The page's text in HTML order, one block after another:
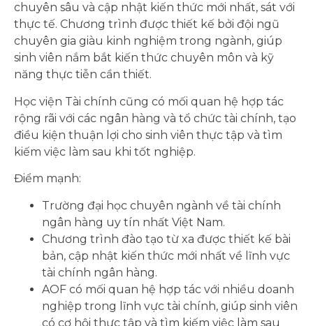
chuyên sâu và cập nhật kiến thức mới nhất, sát với
thực tế. Chương trình được thiết kế bởi đội ngũ
chuyên gia giàu kinh nghiệm trong ngành, giúp
sinh viên nắm bắt kiến thức chuyên môn và kỹ
năng thực tiễn cần thiết.
Học viện Tài chính cũng có mối quan hệ hợp tác
rộng rãi với các ngân hàng và tổ chức tài chính, tạo
điều kiện thuận lợi cho sinh viên thực tập và tìm
kiếm việc làm sau khi tốt nghiệp.
Điểm mạnh:
Trường đại học chuyên ngành về tài chính
ngân hàng uy tín nhất Việt Nam.
Chương trình đào tạo từ xa được thiết kế bài
bản, cập nhật kiến thức mới nhất về lĩnh vực
tài chính ngân hàng.
AOF có mối quan hệ hợp tác với nhiều doanh
nghiệp trong lĩnh vực tài chính, giúp sinh viên
có cơ hội thực tập và tìm kiếm việc làm sau